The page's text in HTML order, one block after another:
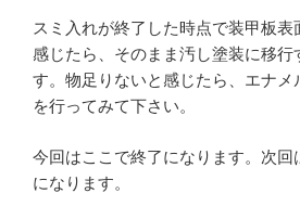
スミ入れが終了した時点で装甲板表
感じたら、そのまま汚し塗装に移行
す。物足りないと感じたら、エナメ
を行ってみて下さい。
今回はここで終了になります。次回
になります。